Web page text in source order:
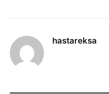
hastareksa